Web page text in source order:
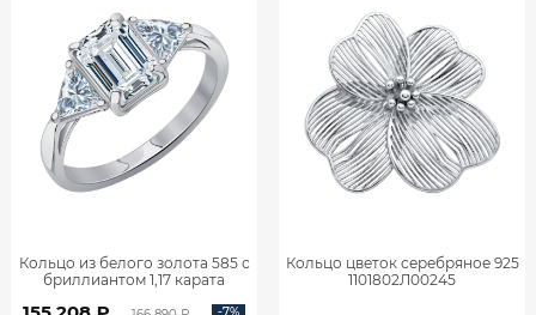
Кольцо из белого золота 585 с
бриллиантом 1,17 карата
Кольцо цветок серебряное 925
1101802Л00245